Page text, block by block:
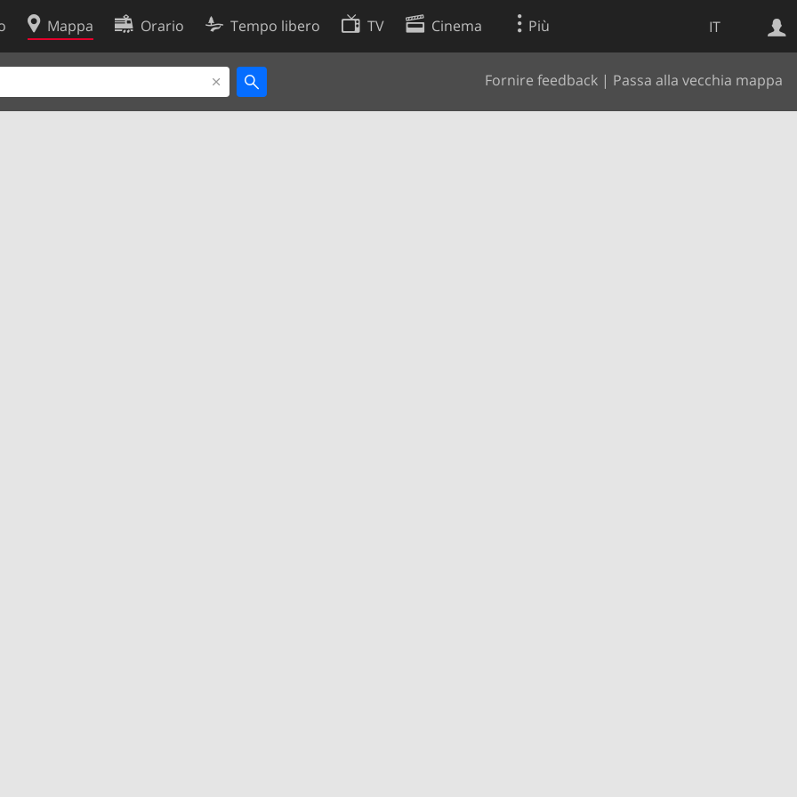
IT
Mappa Orario Tempo libero TV Cinema Più
Fornire feedback | Passa alla vecchia mappa
Ricerca Web
Politica sui cookie
Preferenze cookie